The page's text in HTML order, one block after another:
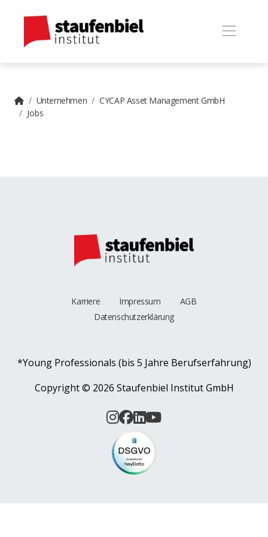
Unternehmen
CYCAP Asset Management GmbH
Jobs
Karriere Impressum
AGB
Datenschutzerklärung
*Young Professionals (bis 5 Jahre Berufserfahrung)
Copyright © 2026 Staufenbiel Institut GmbH